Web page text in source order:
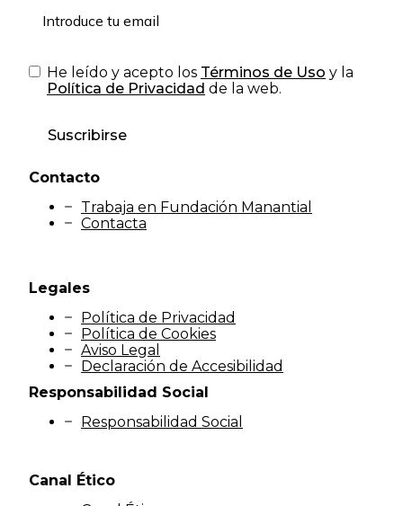
He leído y acepto los Términos de Uso y la
Política de Privacidad de la web.
Suscribirse
Contacto
Trabaja en Fundación Manantial
Contacta
Legales
Política de Privacidad
Política de Cookies
Aviso Legal
Declaración de Accesibilidad
Responsabilidad Social
Responsabilidad Social
Canal Ético